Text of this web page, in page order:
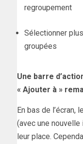
regroupement
Sélectionner
groupées
Une barre
« Ajouter à »
En bas de l’écran,
(avec une
leur place.